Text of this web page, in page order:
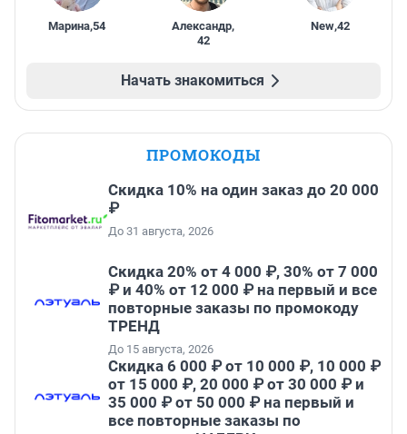
Марина,54 Александр,
42
New,42
Начать знакомиться
ПРОМОКОДЫ
Скидка 10% на один заказ до 20 000
₽
До 31 августа, 2026
Скидка 20% от 4 000 ₽, 30% от 7 000
₽ и 40% от 12 000 ₽ на первый и все
повторные заказы по промокоду
ТРЕНД
До 15 августа, 2026
Скидка 6 000 ₽ от 10 000 ₽, 10 000 ₽
от 15 000 ₽, 20 000 ₽ от 30 000 ₽ и
35 000 ₽ от 50 000 ₽ на первый и
все повторные заказы по